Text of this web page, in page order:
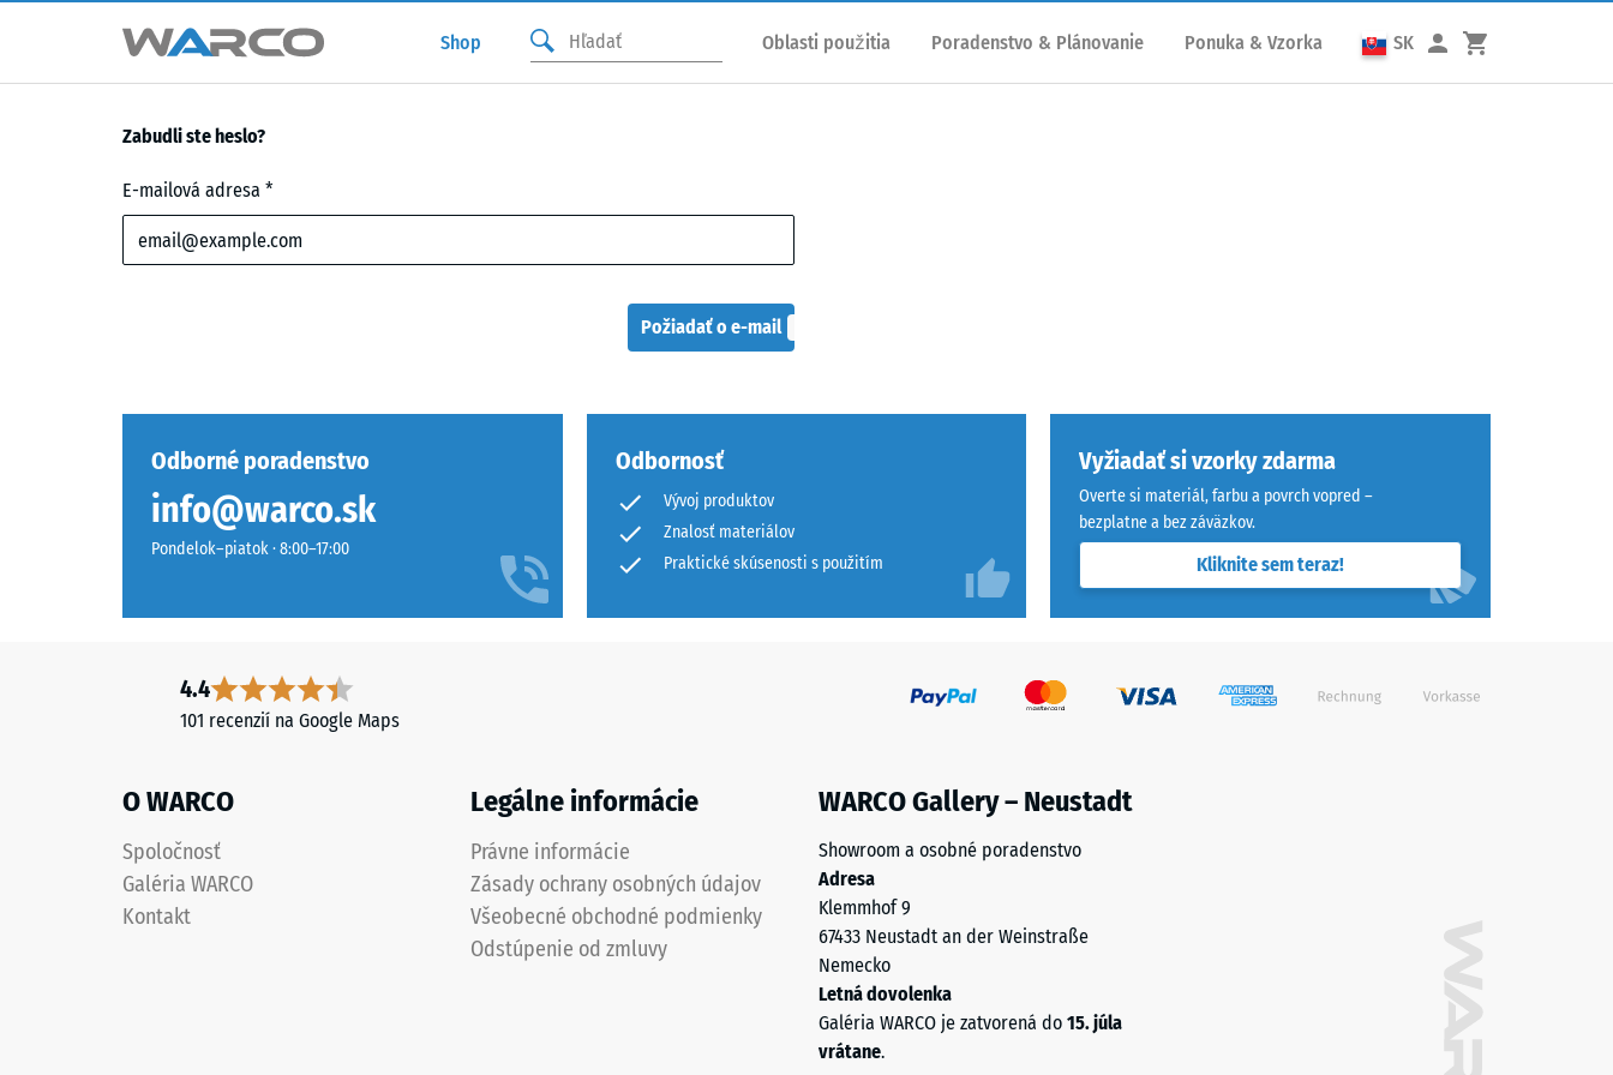
Shop Oblasti použitia Poradenstvo & Plánovanie Ponuka & Vzorka SK
Zabudli ste heslo?
mailová
adresa
E-mailová adresa
Požiadať o e-mail
Odborné poradenstvo
info@warco.sk
Pondelok–piatok · 8:00–17:00
Odbornosť
Vývoj produktov
Znalosť materiálov
Praktické skúsenosti s použitím
Vyžiadať si vzorky zdarma
Overte si materiál, farbu a povrch vopred –
bezplatne a bez záväzkov.
Kliknite sem teraz!
4.4
101 recenzií na Google Maps
O WARCO
Spoločnosť
Galéria WARCO
Kontakt
Legálne informácie
Právne informácie
Zásady ochrany osobných údajov
Všeobecné obchodné podmienky
Odstúpenie od zmluvy
WARCO Gallery – Neustadt
Showroom a osobné poradenstvo
Adresa
Klemmhof 9
67433 Neustadt an der Weinstraße
Nemecko
Letná dovolenka
Galéria WARCO je zatvorená do 15. júla
vrátane.